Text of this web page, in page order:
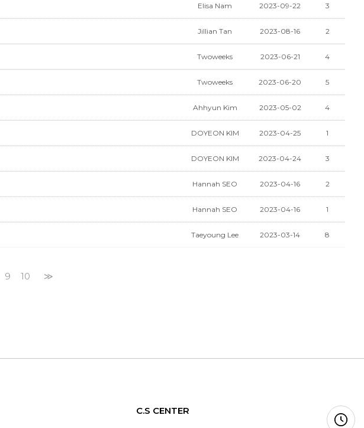
Elisa Nam 2023-09-22 3
Jillian Tan 2023-08-16 2
Twoweeks 2023-06-21 4
Twoweeks 2023-06-20 5
Ahhyun Kim 2023-05-02 4
DOYEON KIM 2023-04-25 1
DOYEON KIM 2023-04-24 3
Hannah SEO 2023-04-16 2
Hannah SEO 2023-04-16 1
Taeyoung Lee 2023-03-14 8
9 10 ≫
C.S CENTER